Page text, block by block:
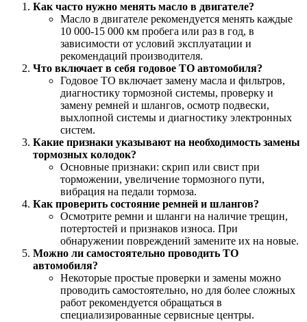
Как часто нужно менять масло в двигателе?
Масло в двигателе рекомендуется менять каждые
10 000-15 000 км пробега или раз в год, в
зависимости от условий эксплуатации и
рекомендаций производителя.
Что включает в себя годовое ТО автомобиля?
Годовое ТО включает замену масла и фильтров,
диагностику тормозной системы, проверку и
замену ремней и шлангов, осмотр подвески,
выхлопной системы и диагностику электронных
систем.
Какие признаки указывают на необходимость замены
тормозных колодок?
Основные признаки: скрип или свист при
торможении, увеличение тормозного пути,
вибрация на педали тормоза.
Как проверить состояние ремней и шлангов?
Осмотрите ремни и шланги на наличие трещин,
потертостей и признаков износа. При
обнаружении повреждений замените их на новые.
Можно ли самостоятельно проводить ТО
автомобиля?
Некоторые простые проверки и замены можно
проводить самостоятельно, но для более сложных
работ рекомендуется обращаться в
специализированные сервисные центры.